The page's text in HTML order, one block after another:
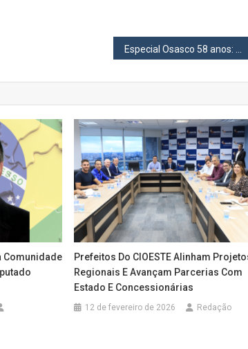
Comunidade
Prefeitos Do CIOESTE Alinham
Regionais E Avançam Parcerias Com
Estado E Concessionárias
12 de fevereiro de 2026 Redação